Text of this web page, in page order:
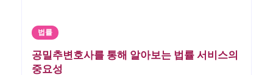
법률
공밀추변호사를 통해 알아보는 법률 서비스의
중요성